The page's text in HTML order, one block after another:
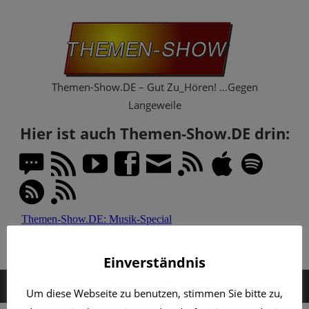
Themen-Show.DE – Gut Zu_Hören! …Gegen
Langeweile
Hier ist auch Themen-Show.DE drin:
MENÜ
Einverständnis
Um diese Webseite zu benutzen, stimmen Sie bitte zu,